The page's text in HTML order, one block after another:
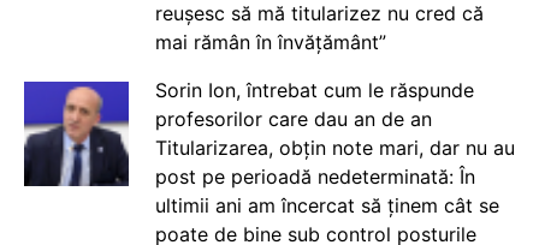
reușesc să mă titularizez nu cred că
mai rămân în învățământ”
Sorin Ion, întrebat cum le răspunde
profesorilor care dau an de an
Titularizarea, obțin note mari, dar nu au
post pe perioadă nedeterminată: În
ultimii ani am încercat să ținem cât se
poate de bine sub control posturile